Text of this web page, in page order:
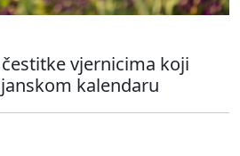
vjernicima koji
kalendaru